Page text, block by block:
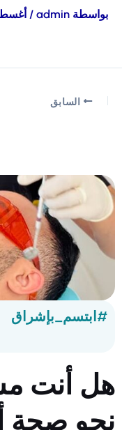
بواسطة admin
/أغسطس
السابق
#ابتسم_بإشراق
هل أنت
نحو صحة